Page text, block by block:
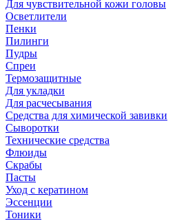
Для чувствительной кожи головы
Осветлители
Пенки
Пилинги
Пудры
Спреи
Термозащитные
Для укладки
Для расчесывания
Средства для химической завивки
Сыворотки
Технические средства
Флюиды
Скрабы
Пасты
Уход с кератином
Эссенции
Тоники